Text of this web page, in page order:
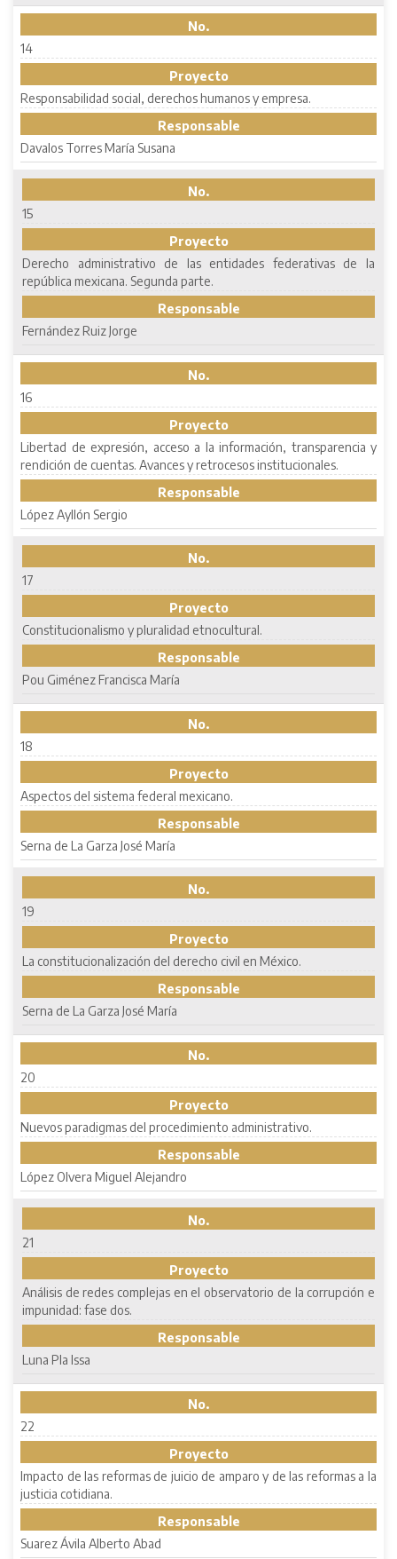
No.
14
Proyecto
Responsabilidad social, derechos humanos y empresa.
Responsable
Davalos Torres María Susana
No.
15
Proyecto
Derecho administrativo de las entidades federativas de la
república mexicana. Segunda parte.
Responsable
Fernández Ruiz Jorge
No.
16
Proyecto
Libertad de expresión, acceso a la información, transparencia y
rendición de cuentas. Avances y retrocesos institucionales.
Responsable
López Ayllón Sergio
No.
17
Proyecto
Constitucionalismo y pluralidad etnocultural.
Responsable
Pou Giménez Francisca María
No.
18
Proyecto
Aspectos del sistema federal mexicano.
Responsable
Serna de La Garza José María
No.
19
Proyecto
La constitucionalización del derecho civil en México.
Responsable
Serna de La Garza José María
No.
20
Proyecto
Nuevos paradigmas del procedimiento administrativo.
Responsable
López Olvera Miguel Alejandro
No.
21
Proyecto
Análisis de redes complejas en el observatorio de la corrupción e
impunidad: fase dos.
Responsable
Luna Pla Issa
No.
22
Proyecto
Impacto de las reformas de juicio de amparo y de las reformas a la
justicia cotidiana.
Responsable
Suarez Ávila Alberto Abad